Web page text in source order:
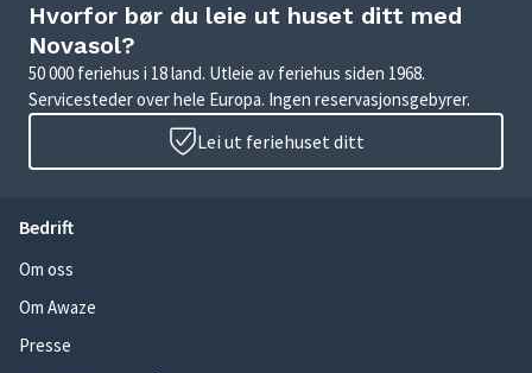
Hvorfor bør du leie ut huset ditt med
Novasol?
50 000 feriehus i 18 land. Utleie av feriehus siden 1968.
Servicesteder over hele Europa. Ingen reservasjonsgebyrer.
Lei ut feriehuset ditt
Bedrift
Om oss
Om Awaze
Presse